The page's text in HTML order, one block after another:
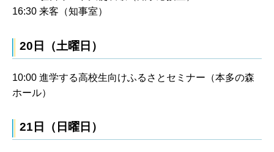
16:30 来客（知事室）
20日（土曜日）
10:00 進学する高校生向けふるさとセミナー（本多の森
ホール）
21日（日曜日）